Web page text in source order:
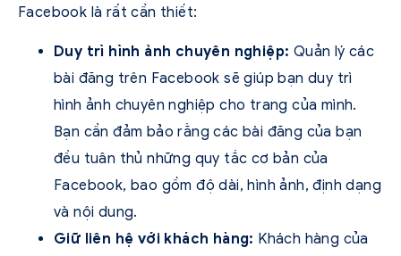
Facebook là rất cần thiết:
Duy trì hình ảnh chuyên nghiệp: Quản lý các
bài đăng trên Facebook sẽ giúp bạn duy trì
hình ảnh chuyên nghiệp cho trang của mình.
Bạn cần đảm bảo rằng các bài đăng của bạn
đều tuân thủ những quy tắc cơ bản của
Facebook, bao gồm độ dài, hình ảnh, định dạng
và nội dung.
Giữ liên hệ với khách hàng: Khách hàng của